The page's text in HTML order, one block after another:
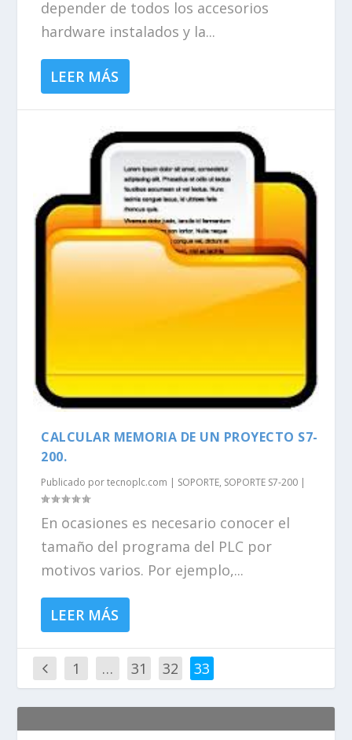
depender de todos los accesorios
hardware instalados y la...
LEER MÁS
CALCULAR MEMORIA DE UN PROYECTO S7-
200.
Publicado portecnoplc.com | SOPORTE, SOPORTE S7-200 |
En ocasiones es necesario conocer el
tamaño del programa del PLC por
motivos varios. Por ejemplo,...
LEER MÁS
1 … 31 32 33